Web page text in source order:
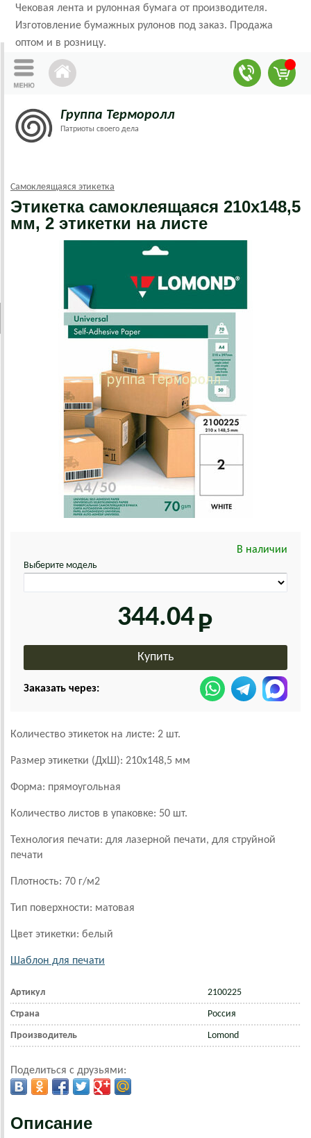
Чековая лента и рулонная бумага от производителя.
Изготовление бумажных рулонов под заказ. Продажа
оптом и в розницу.
Группа Терморолл
Патриоты своего дела
Самоклеящаяся этикетка
Этикетка самоклеящаяся 210х148,5
мм, 2 этикетки на листе
В наличии
Выберите модель
344.04
Заказать через:
Количество этикеток на листе: 2 шт.
Размер этикетки (ДхШ): 210х148,5 мм
Форма: прямоугольная
Количество листов в упаковке: 50 шт.
Технология печати: для лазерной печати, для струйной
печати
Плотность: 70 г/м2
Тип поверхности: матовая
Цвет этикетки: белый
Шаблон для печати
Артикул 2100225
Страна Россия
Производитель Lomond
Поделиться с друзьями:
Описание